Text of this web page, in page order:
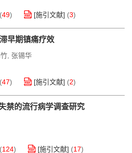
(49) [施引文献] (3)
早期镇痛疗效
, 张锡华
(47) [施引文献] (2)
禁的流行病学调查研究
(124) [施引文献] (17)